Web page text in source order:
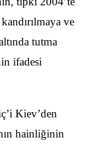
ve
tutma
ifadesi
Kiev’den
hainliğinin